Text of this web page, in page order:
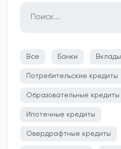
Все Банки Вклады
Потребительские кредиты
Образовательные кредиты
Ипотечные кредиты
Овердрафтные кредиты